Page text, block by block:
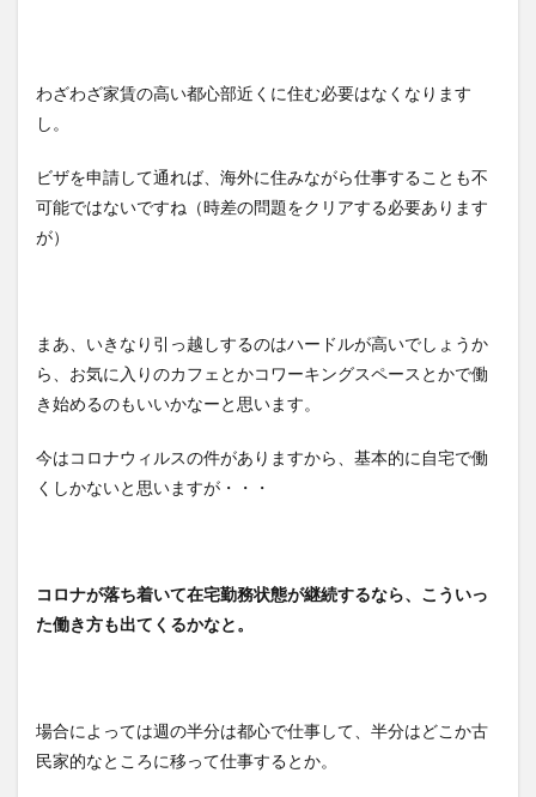
わざわざ家賃の高い都心部近くに住む必要はなくなります
し。
ビザを申請して通れば、海外に住みながら仕事することも不
可能ではないですね（時差の問題をクリアする必要あります
が）
まあ、いきなり引っ越しするのはハードルが高いでしょうか
ら、お気に入りのカフェとかコワーキングスペースとかで働
き始めるのもいいかなーと思います。
今はコロナウィルスの件がありますから、基本的に自宅で働
くしかないと思いますが・・・
コロナが落ち着いて在宅勤務状態が継続するなら、こういっ
た働き方も出てくるかなと。
場合によっては週の半分は都心で仕事して、半分はどこか古
民家的なところに移って仕事するとか。